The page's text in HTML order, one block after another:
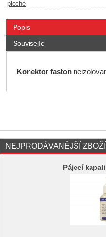
ploché
Popis
Související
Konektor faston
NEJPRODÁVANĚJŠÍ ZBOŽÍ
Pájecí